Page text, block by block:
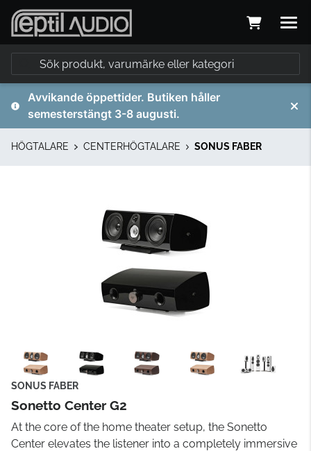
Avvikande öppettider. Butiken håller
semesterstängt 3-8 augusti.
HÖGTALARE CENTERHÖGTALARE SONUS FABER
SONUS FABER
Sonetto Center G2
At the core of the home theater setup, the Sonetto
Center elevates the listener into a completely immersive